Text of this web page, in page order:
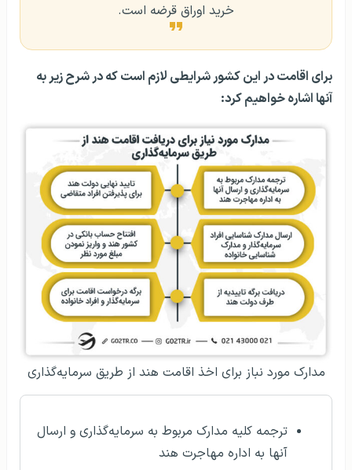
خرید اوراق قرضه است.
برای اقامت در این کشور شرایطی لازم است که در شرح زیر به
آنها اشاره خواهیم کرد:
مدارک مورد نباز برای اخذ اقامت هند از طریق سرمایه‌گذاری
ترجمه کلیه مدارک مربوط به سرمایه‌گذاری و ارسال
آنها به اداره مهاجرت هند